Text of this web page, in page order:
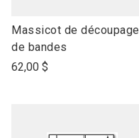
link
to
open
Massicot de découpage
de bandes
62,00 $